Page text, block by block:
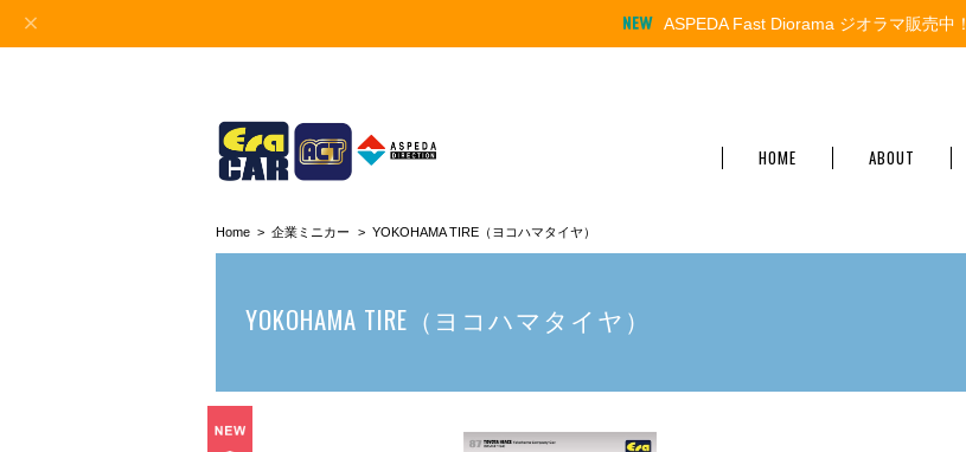
ASPEDA Fast Diorama ジオラマ販売中！
HOME ABOUT
Home 企業ミニカー YOKOHAMA TIRE（ヨコハマタイヤ）
YOKOHAMA TIRE（ヨコハマタイヤ）